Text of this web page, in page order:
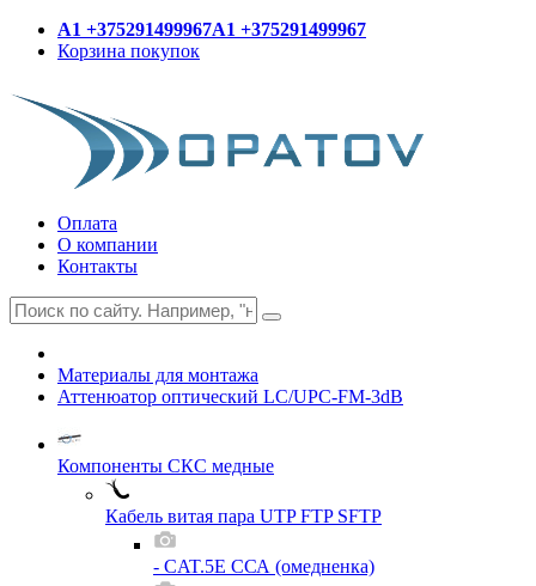
A1 +375291499967A1 +375291499967
Корзина покупок
Оплата
О компании
Контакты
Материалы для монтажа
Аттенюатор оптический LC/UPC-FM-3dB
Компоненты СКС медные
Кабель витая пара UTP FTP SFTP
- CAT.5E ССА (омедненка)